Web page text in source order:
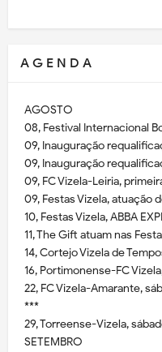
A G E N D A
AGOSTO
08, Festival Internacional
09, Inauguração
09, Inauguração
09, FC Vizela-Leiria,
09, Festas Vizela, atuação
10, Festas Vizela, ABBA
11, The Gift atuam nas
14, Cortejo Vizela de
16, Portimonense-FC
22, FC Vizela-Amarante,
***
29, Torreense-Vizela,
SETEMBRO